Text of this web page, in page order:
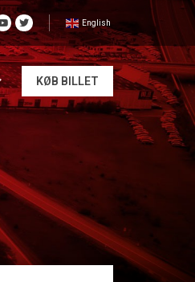
English
KØB BILLET